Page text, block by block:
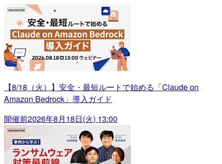
【8/18（火）】安全・最短ルートで始める「Claude on
Amazon Bedrock」導入ガイド
開催前2026年8月18日(火) 13:00